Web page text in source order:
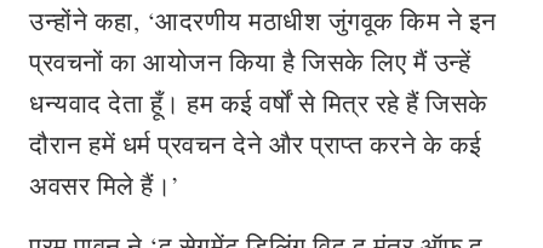
उन्होंने कहा, ‘आदरणीय मठाधीश जुंगवूक किम ने इन
प्रवचनों का आयोजन किया है जिसके लिए मैं उन्हें
धन्यवाद देता हूँ। हम कई वर्षों से मित्र रहे हैं जिसके
दौरान हमें धर्म प्रवचन देने और प्राप्त करने के कई
अवसर मिले हैं।’